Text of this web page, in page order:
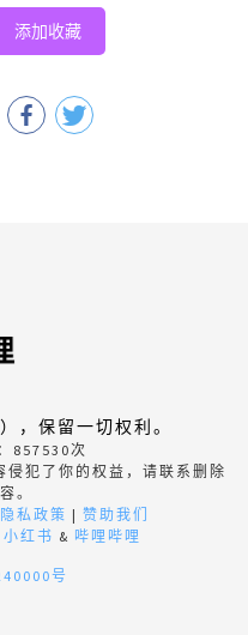
添加收藏
，保留一切权利。
857530次
犯了你的权益，请联系删除
。
私政策 | 赞助我们
小红书 & 哔哩哔哩
号